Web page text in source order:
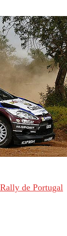
de Portugal